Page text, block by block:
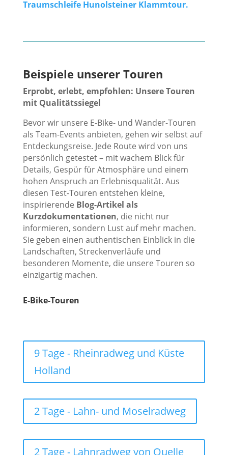
Traumschleife Hunolsteiner Klammtour.
Beispiele unserer Touren
Erprobt, erlebt, empfohlen: Unsere Touren
mit Qualitätssiegel
Bevor wir unsere E-Bike- und Wander-Touren
als Team-Events anbieten, gehen wir selbst auf
Entdeckungsreise. Jede Route wird von uns
persönlich getestet – mit wachem Blick für
Details, Gespür für Atmosphäre und einem
hohen Anspruch an Erlebnisqualität. Aus
diesen Test-Touren entstehen kleine,
inspirierende Blog-Artikel als
Kurzdokumentationen, die nicht nur
informieren, sondern Lust auf mehr machen.
Sie geben einen authentischen Einblick in die
Landschaften, Streckenverläufe und
besonderen Momente, die unsere Touren so
einzigartig machen.
E-Bike-Touren
9 Tage - Rheinradweg und Küste
Holland
2 Tage - Lahn- und Moselradweg
2 Tage - Lahnradweg von Quelle